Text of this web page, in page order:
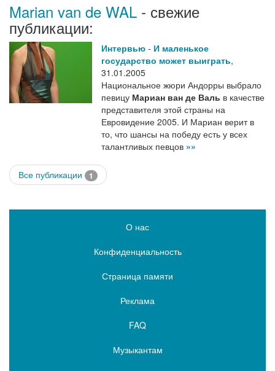
Marian van de WAL - свежие
публикации:
Интервью - И маленькое
государство может выиграть,
31.01.2005
Национальное жюри Андорры выбрало
певицу Мариан ван де Валь в качестве
представителя этой страны на
Евровидение 2005. И Мариан верит в
то, что шансы на победу есть у всех
талантливых певцов »»
Все публикации 1
О нас
Конфиденциальность
Страница памяти
Реклама
FAQ
Музыкантам